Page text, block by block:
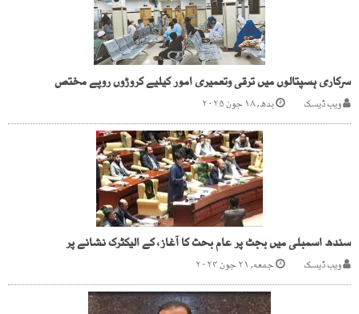
سرکاری ہسپتالوں میں ترقی وتعمیری امور کیلیے کروڑوں روپے مختص
ویب ڈیسک بدھ, ۱۸ جون ۲۰۲۵
سندھ اسمبلی میں بجٹ پر عام بحث کا آغاز، کے الیکٹرک نشانے پر
ویب ڈیسک جمعه, ۲۱ جون ۲۰۲۴